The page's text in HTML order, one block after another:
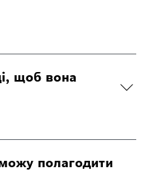
щоб вона
полагодити